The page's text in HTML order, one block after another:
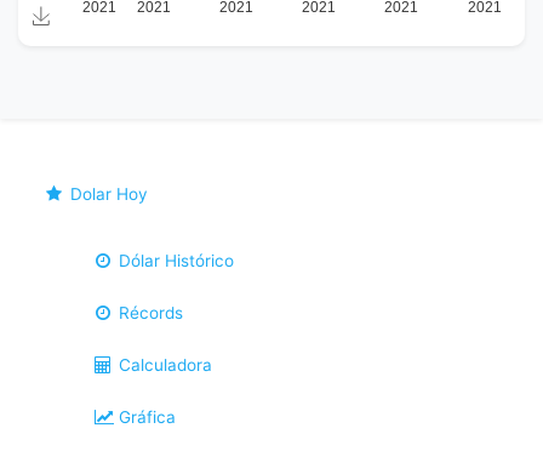
Dolar Hoy
Dólar Histórico
Récords
Calculadora
Gráfica